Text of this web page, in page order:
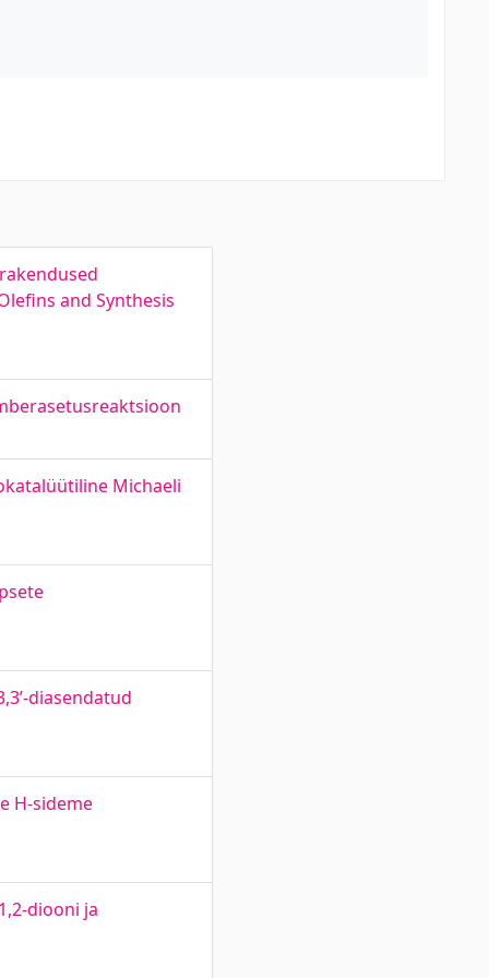
and Synthesis
Michaeli
diasendatud
H-sideme
diooni ja